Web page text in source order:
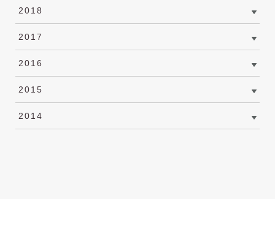
2018
2017
2016
2015
2014